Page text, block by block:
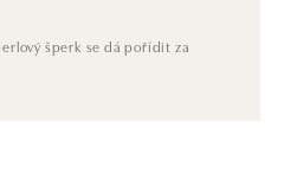
šperk se dá pořídit za